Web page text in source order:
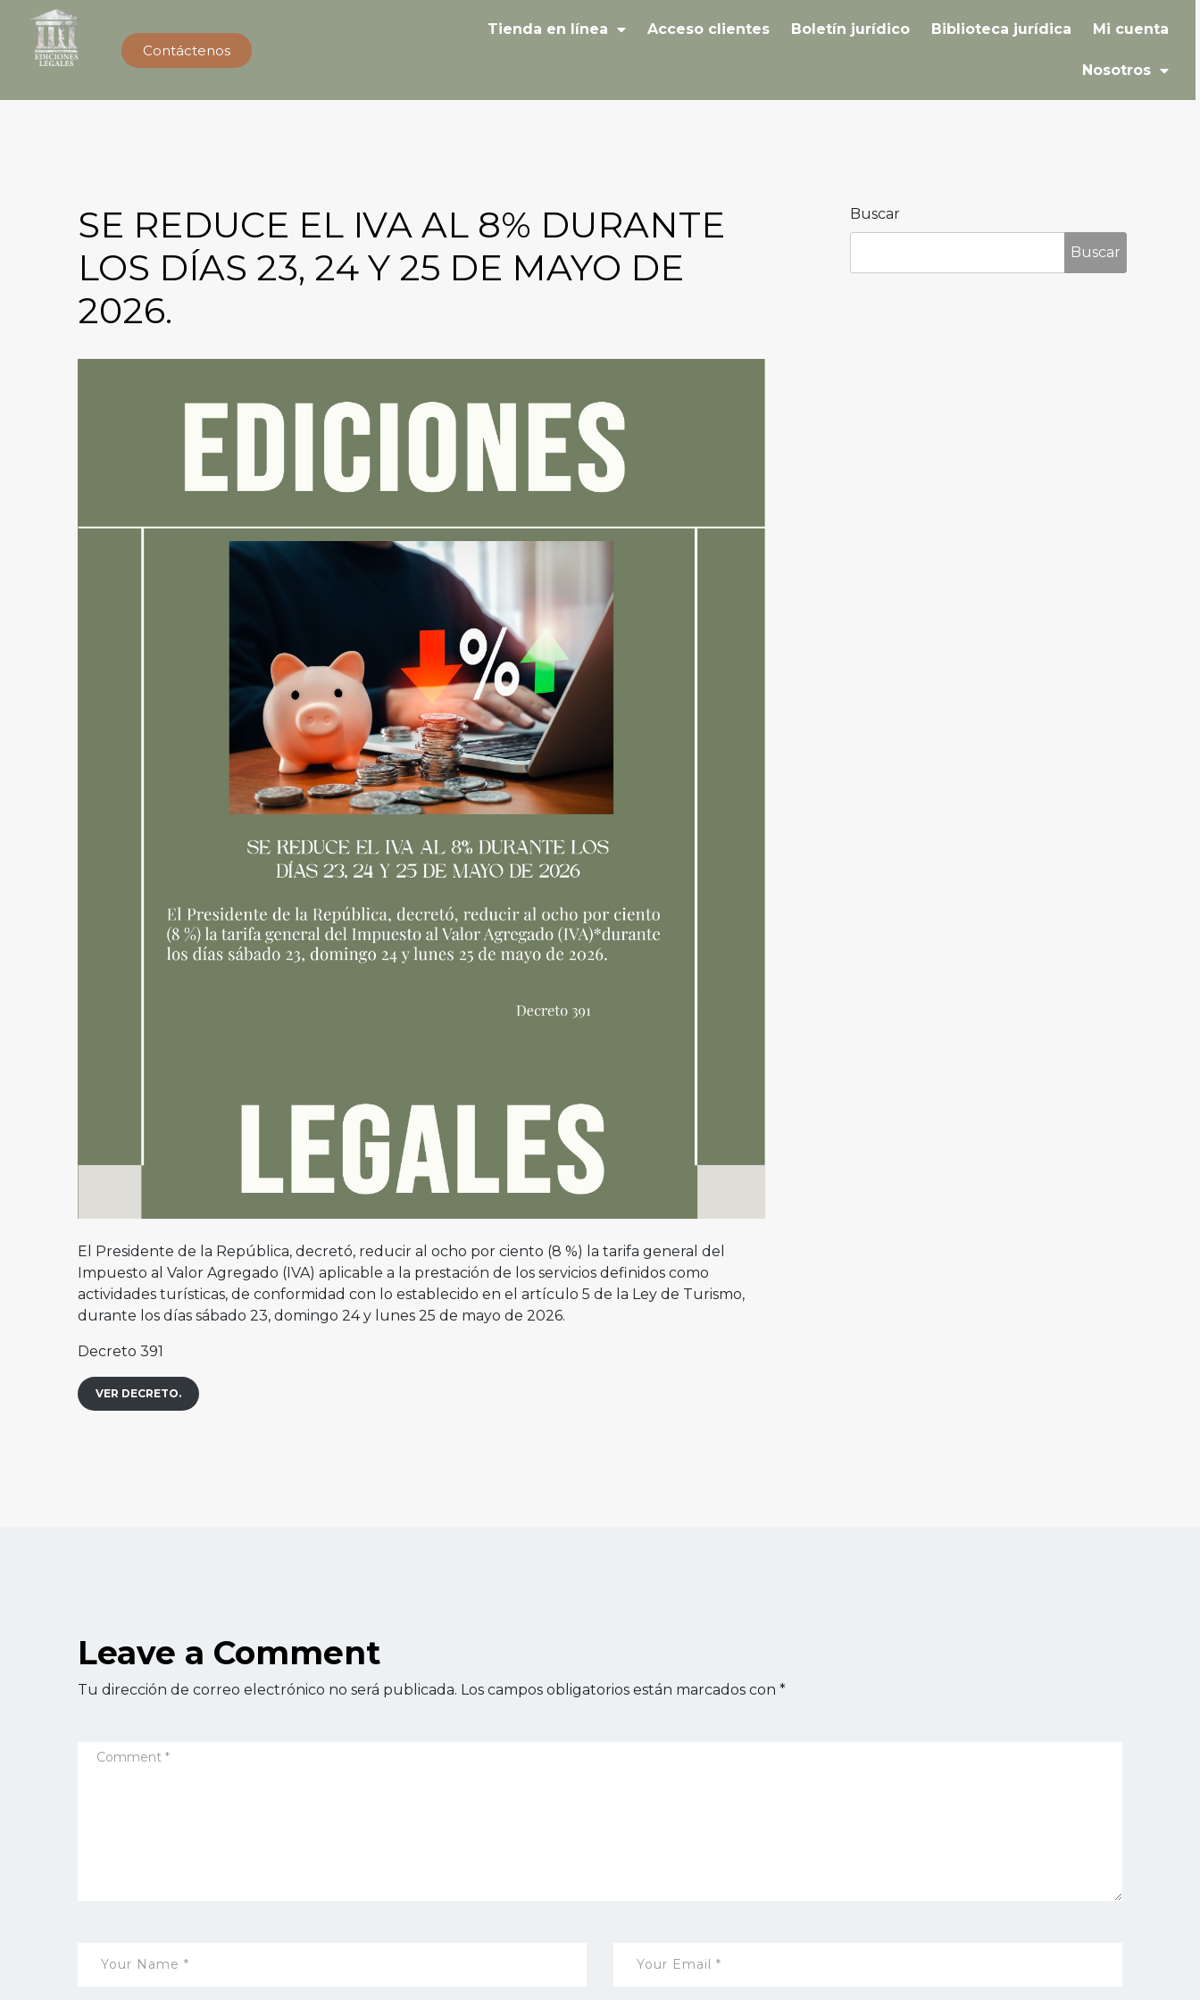
Contáctenos
Tienda en línea Acceso clientes Boletín jurídico Biblioteca jurídica Mi cuenta
Nosotros
Buscar
Buscar
SE REDUCE EL IVA AL 8% DURANTE
LOS DÍAS 23, 24 Y 25 DE MAYO DE
2026.
El Presidente de la República, decretó, reducir al ocho por ciento (8 %) la tarifa general del
Impuesto al Valor Agregado (IVA) aplicable a la prestación de los servicios definidos como
actividades turísticas, de conformidad con lo establecido en el artículo 5 de la Ley de Turismo,
durante los días sábado 23, domingo 24 y lunes 25 de mayo de 2026.
Decreto 391
VER DECRETO.
Leave a Comment
Tu dirección de correo electrónico no será publicada. Los campos obligatorios están marcados con *